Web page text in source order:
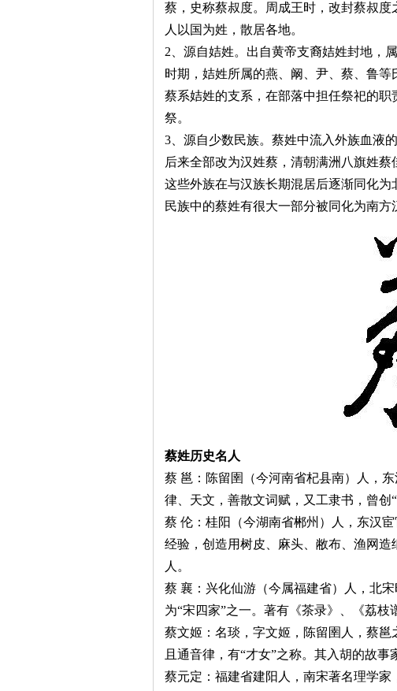
蔡，史称蔡叔度。周成王时，改封蔡叔
人以国为姓，散居各地。
2、源自姞姓。出自黄帝支裔姞姓封地，
时期，姞姓所属的燕、阚、尹、蔡、鲁等
蔡系姞姓的支系，在部落中担任祭祀的
祭。
3、源自少数民族。蔡姓中流入外族血液
后来全部改为汉姓蔡，清朝满洲八旗姓蔡
这些外族在与汉族长期混居后逐渐同化
民族中的蔡姓有很大一部分被同化为南方
蔡姓历史名人
蔡 邕：陈留圉（今河南省杞县南）人，
律、天文，善散文词赋，又工隶书，曾创
蔡 伦：桂阳（今湖南省郴州）人，东汉
经验，创造用树皮、麻头、敝布、渔网
人。
蔡 襄：兴化仙游（今属福建省）人，北
为“宋四家”之一。著有《茶录》、《荔枝
蔡文姬：名琰，字文姬，陈留圉人，蔡邕
且通音律，有“才女”之称。其入胡的故
蔡元定：福建省建阳人，南宋著名理学家